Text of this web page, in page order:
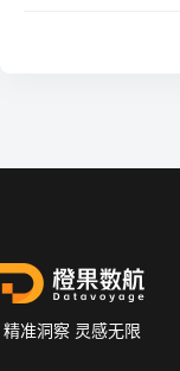
精准洞察 灵感无限